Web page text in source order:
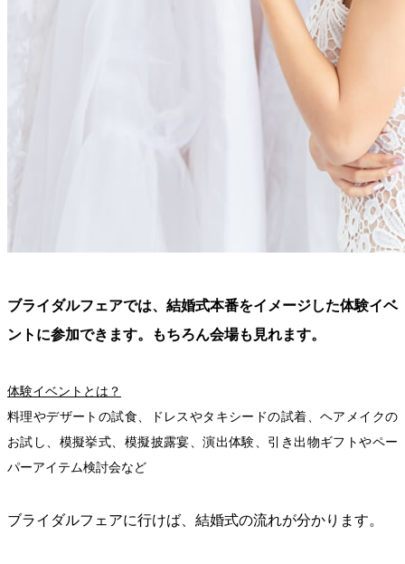
ブライダルフェアでは、結婚式本番をイメージした体験イベ
ントに参加できます。もちろん会場も見れます。
体験イベントとは？
料理やデザートの試食、ドレスやタキシードの試着、ヘアメイクの
お試し、模擬挙式、模擬披露宴、演出体験、引き出物ギフトやペー
パーアイテム検討会など
ブライダルフェアに行けば、結婚式の流れが分かります。